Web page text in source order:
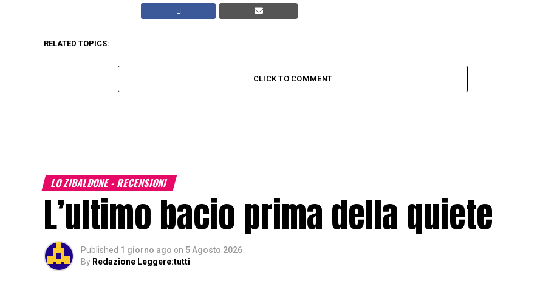
RELATED TOPICS:
CLICK TO COMMENT
LO ZIBALDONE - RECENSIONI
L’ultimo bacio prima della quiete
Published 1 giorno ago on 5 Agosto 2026
By Redazione Leggere:tutti